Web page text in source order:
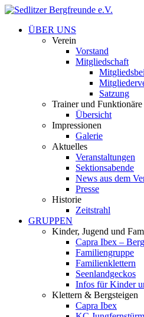
ÜBER UNS
Verein
Vorstand
Mitgliedschaft
Satzung
Trainer und Funktionäre
Übersicht
Impressionen
Galerie
Aktuelles
Veranstaltungen
Sektionsabende
News aus dem
Presse
Historie
Zeitstrahl
GRUPPEN
Kinder, Jugend und
Capra Ibex –
Familiengruppe
Familienklettern
Seenlandgeckos
Infos für Kinder
Klettern & Bergsteigen
Capra Ibex